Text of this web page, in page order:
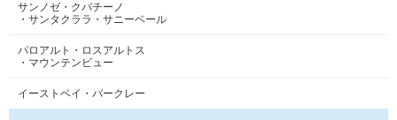
サンノゼ・クパチーノ
・サンタクララ・サニーベール
パロアルト・ロスアルトス
・マウンテンビュー
イーストベイ・バークレー